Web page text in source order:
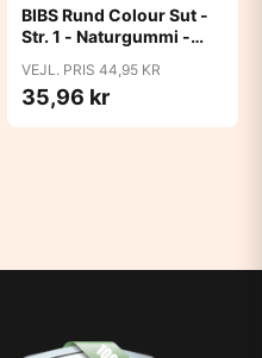
BIBS Rund Colour Sut -
Str. 1 - Naturgummi -
VEJL. PRIS 44,95 KR
35,96 kr